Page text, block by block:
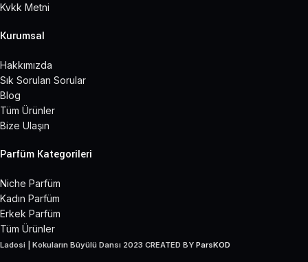
Kvkk Metni
Kurumsal
Hakkımızda
Sık Sorulan Sorular
Blog
Tüm Ürünler
Bize Ulaşın
Parfüm Kategorileri
Niche Parfüm
Kadın Parfüm
Erkek Parfüm
Tüm Ürünler
Ladosi | Kokuların Büyülü Dansı 2023 CREATED BY ParsKOD